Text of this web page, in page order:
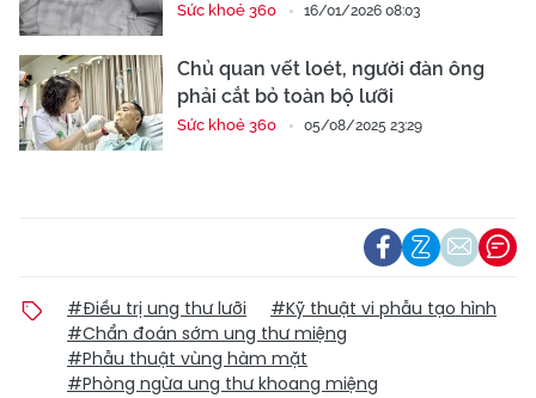
Sức khoẻ 360 16/01/2026 08:03
Chủ quan vết loét, người đàn ông
phải cắt bỏ toàn bộ lưỡi
Sức khoẻ 360 05/08/2025 23:29
#Điều trị ung thư lưỡi
#Kỹ thuật vi phẫu tạo hình
#Chẩn đoán sớm ung thư miệng
#Phẫu thuật vùng hàm mặt
#Phòng ngừa ung thư khoang miệng